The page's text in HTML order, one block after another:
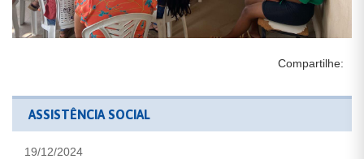
Compartilhe:
ASSISTÊNCIA SOCIAL
19/12/2024